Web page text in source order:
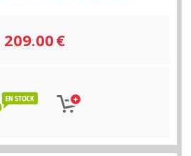
209.00€